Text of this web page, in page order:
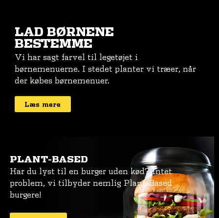
LAD BØRNENE
BESTEMME
Vi har sagt farvel til legetøjet i
børnemenuerne. I stedet planter vi træer, når
der købes børnemenuer.
Læs mere
PLANT-BASED
Har du lyst til en burger uden kød? Intet
problem, vi tilbyder nemlig Plant-Based
burgere!